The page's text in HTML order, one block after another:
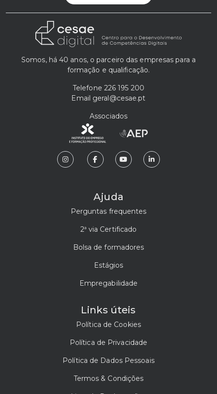
Somos, há 40 anos, o parceiro das empresas para a
formação e qualificação.
Telefone 226 195 200
Email geral@cesae.pt
Associados
Ajuda
Perguntas frequentes
2ª via Certificado
Bolsa de formadores
Estágios
Empregabilidade
Links úteis
Política de Cookies
Política de Privacidade
Política de Dados Pessoais
Termos & Condições